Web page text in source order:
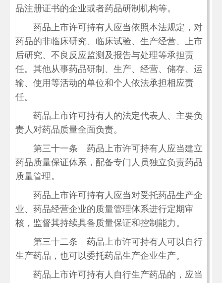
品注册证书的企业或者药品研制机构等。
药品上市许可持有人应当依照本法规定，对
药品的非临床研究、临床试验、生产经营、上市
后研究、不良反应监测及报告与处理等承担责
任。其他从事药品研制、生产、经营、储存、运
输、使用等活动的单位和个人依法承担相应责
任。
药品上市许可持有人的法定代表人、主要负
责人对药品质量全面负责。
第三十一条 药品上市许可持有人应当建立
药品质量保证体系，配备专门人员独立负责药品
质量管理。
药品上市许可持有人应当对受托药品生产企
业、药品经营企业的质量管理体系进行定期审
核，监督其持续具备质量保证和控制能力。
第三十二条 药品上市许可持有人可以自行
生产药品，也可以委托药品生产企业生产。
药品上市许可持有人自行生产药品的，应当